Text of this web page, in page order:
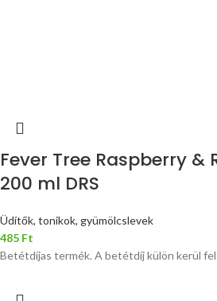
Fever Tree Raspberry
200 ml DRS
Üdítők, tonikok, gyümölcslevek
485 Ft
Betétdíjas termék. A betétdíj külön kerül